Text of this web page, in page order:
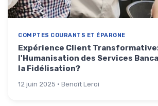
COMPTES COURANTS ET ÉPARGNE
Expérience Client
l'Humanisation des Services
la Fidélisation?
12 juin 2025 · Benoît Leroi